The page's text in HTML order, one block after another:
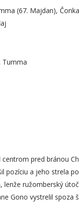
(67. Majdan),
Tumma
pred bránou
pozíciu a jeho strela
lenže ružomberský
Gono vystrelil spoza